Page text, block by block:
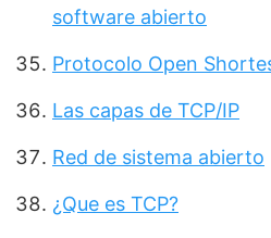
software abierto
Protocolo Open
Las capas de TCP/IP
Red de sistema abierto
¿Que es TCP?